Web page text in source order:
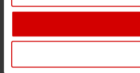
ALKOHOLFREIER